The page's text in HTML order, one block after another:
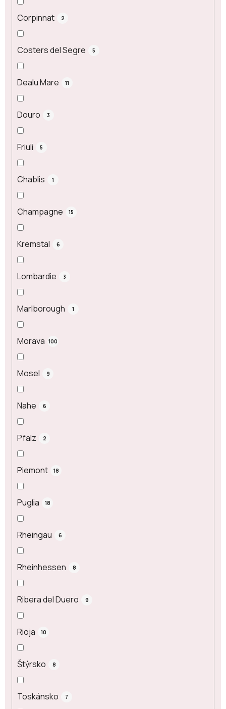
Corpinnat 2
Costers del Segre 5
Dealu Mare 11
Douro 3
Friuli 5
Chablis 1
Champagne 15
Kremstal 6
Lombardie 3
Marlborough 1
Morava 100
Mosel 9
Nahe 6
Pfalz 2
Piemont 18
Puglia 18
Rheingau 6
Rheinhessen 8
Ribera del Duero 9
Rioja 10
Štýrsko 8
Toskánsko 7